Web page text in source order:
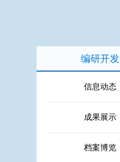
编研开发
信息动态
成果展示
档案博览